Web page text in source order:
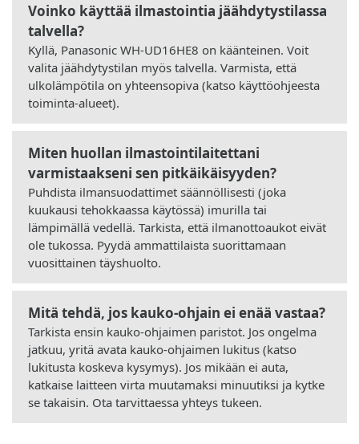
Voinko käyttää ilmastointia jäähdytystilassa
talvella?
Kyllä, Panasonic WH-UD16HE8 on käänteinen. Voit
valita jäähdytystilan myös talvella. Varmista, että
ulkolämpötila on yhteensopiva (katso käyttöohjeesta
toiminta-alueet).
Miten huollan ilmastointilaitettani
varmistaakseni sen pitkäikäisyyden?
Puhdista ilmansuodattimet säännöllisesti (joka
kuukausi tehokkaassa käytössä) imurilla tai
lämpimällä vedellä. Tarkista, että ilmanottoaukot eivät
ole tukossa. Pyydä ammattilaista suorittamaan
vuosittainen täyshuolto.
Mitä tehdä, jos kauko-ohjain ei enää vastaa?
Tarkista ensin kauko-ohjaimen paristot. Jos ongelma
jatkuu, yritä avata kauko-ohjaimen lukitus (katso
lukitusta koskeva kysymys). Jos mikään ei auta,
katkaise laitteen virta muutamaksi minuutiksi ja kytke
se takaisin. Ota tarvittaessa yhteys tukeen.